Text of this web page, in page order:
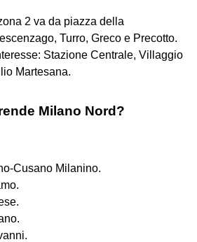
2 va da piazza della
Turro, Greco e Precotto.
Stazione Centrale, Villaggio
Martesana.
Milano Nord?
Cusano Milanino.